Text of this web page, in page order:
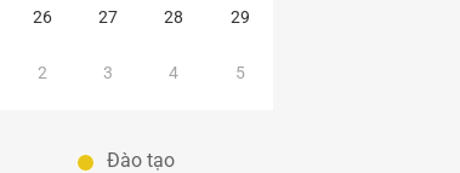
26 27 28 29
2 3 4 5
Đào tạo